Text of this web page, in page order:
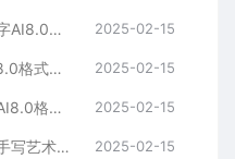
皓月当空桃李满园中秋节艺术字AI8.0格式激光打标文件通用矢量图 2025-02-15
元宵节节日祝福书法艺术字AI8.0格式激光打标文件通用矢量图 2025-02-15
月满中秋节日祝福书法艺术字AI8.0格式激光打标文件通用矢量图 2025-02-15
人间四季今日茶饭事现代文艺手写艺术字AI8.0格式激光打标文件通用矢量图 2025-02-15